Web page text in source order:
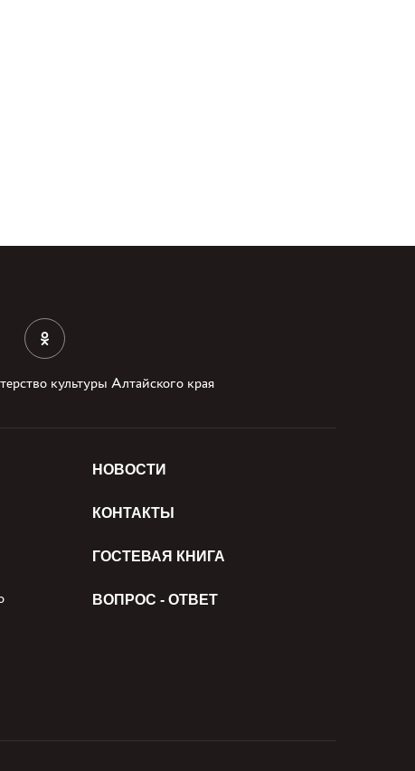
культуры Алтайского края
НОВОСТИ
КОНТАКТЫ
ГОСТЕВАЯ КНИГА
ВОПРОС - ОТВЕТ